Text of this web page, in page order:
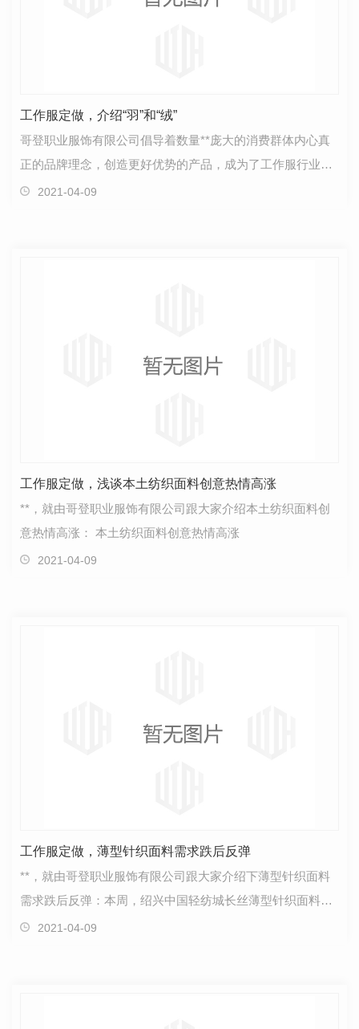
工作服定做，介绍“羽”和“绒”
哥登职业服饰有限公司倡导着数量**庞大的消费群体内心真
正的品牌理念，创造更好优势的产品，成为了工作服行业的
新传奇，闪耀着与众不同的光芒。**，就由哥登跟大家…
2021-04-09
工作服定做，浅谈本土纺织面料创意热情高涨
**，就由哥登职业服饰有限公司跟大家介绍本土纺织面料创
意热情高涨： 本土纺织面料创意热情高涨
2021-04-09
工作服定做，薄型针织面料需求跌后反弹
**，就由哥登职业服饰有限公司跟大家介绍下薄型针织面料
需求跌后反弹：本周，绍兴中国轻纺城长丝薄型针织面料动
销品种超过上周，上门要货客户略少于上周，追加性要…
2021-04-09